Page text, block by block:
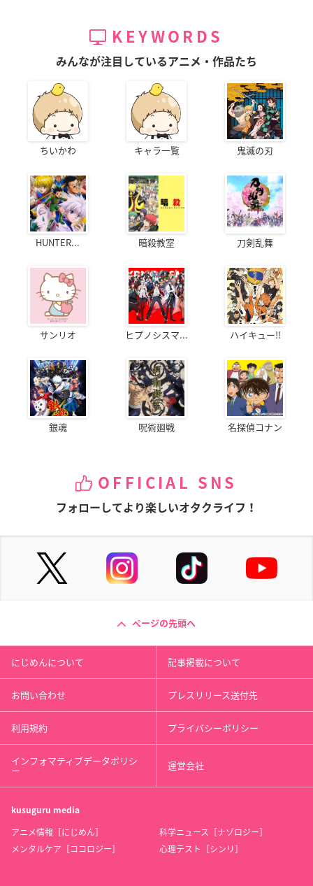
KEYWORDS
みんなが注目しているアニメ・作品たち
ちいかわ キャラ一覧 鬼滅の刃
HUNTER... 暗殺教室 刀剣乱舞
サンリオ ヒプノシスマ... ハイキュー!!
銀魂 呪術廻戦 名探偵コナン
OFFICIAL SNS
フォローしてより楽しいオタクライフ！
ページの先頭へ
にじめんについて 記事掲載について
お問い合わせ プレスリリース送付先
利用規約 プライバシーポリシー
インフォマティブデータポリシ
ー 運営会社
kusuguru media
アニメ情報［にじめん］
科学ニュース［ナゾロジー］
メンタルケア［ココロジー］
心理テスト［シンリ］